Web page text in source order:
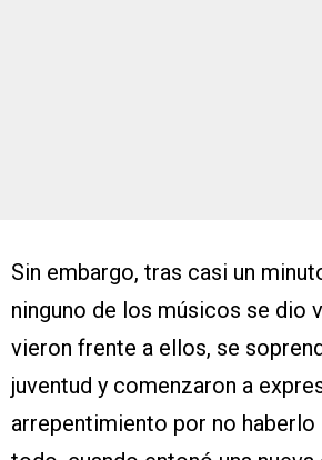
Sin embargo, tras casi un
ninguno de los músicos se dio
vieron frente a ellos, se
juventud y comenzaron a
arrepentimiento por no